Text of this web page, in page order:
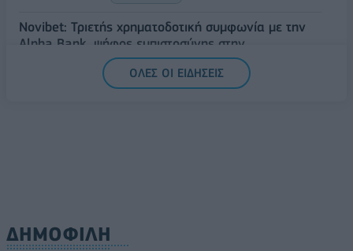
Novibet: Τριετής χρηματοδοτική συμφωνία με την
Alpha Bank, ψήφος εμπιστοσύνης στην
αναπτυξιακή πορεία
ΟΛΕΣ ΟΙ ΕΙΔΗΣΕΙΣ
ΔΗΜΟΦΙΛΗ